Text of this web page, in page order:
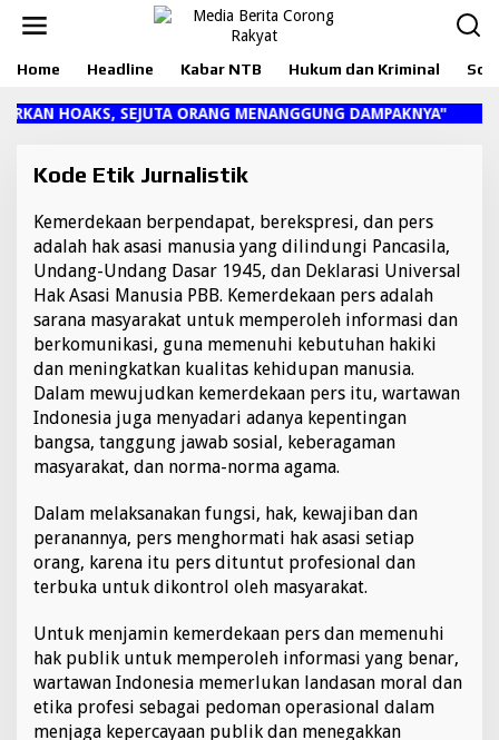
Home Headline Kabar NTB Hukum dan Kriminal
HOAKS, SEJUTA ORANG MENANGGUNG DAMPAKNYA"
Kode Etik Jurnalistik
|
U
I
2
1
2
0
2
2
O
L
E
K
M
A
R
U
Z
Z
A
A
N
Kemerdekaan berpendapat, berekspresi, dan pers
adalah hak asasi manusia yang dilindungi Pancasila,
Undang-Undang Dasar 1945, dan Deklarasi Universal
Hak Asasi Manusia PBB. Kemerdekaan pers adalah
sarana masyarakat untuk memperoleh informasi dan
berkomunikasi, guna memenuhi kebutuhan hakiki
dan meningkatkan kualitas kehidupan manusia.
Dalam mewujudkan kemerdekaan pers itu, wartawan
Indonesia juga menyadari adanya kepentingan
bangsa, tanggung jawab sosial, keberagaman
masyarakat, dan norma-norma agama.
Dalam melaksanakan fungsi, hak, kewajiban dan
peranannya, pers menghormati hak asasi setiap
orang, karena itu pers dituntut profesional dan
terbuka untuk dikontrol oleh masyarakat.
Untuk menjamin kemerdekaan pers dan memenuhi
hak publik untuk memperoleh informasi yang benar,
wartawan Indonesia memerlukan landasan moral dan
etika profesi sebagai pedoman operasional dalam
menjaga kepercayaan publik dan menegakkan